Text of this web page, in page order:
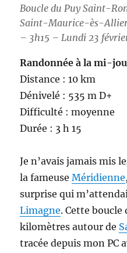
Boucle du Puy Saint-
Saint-Maurice-ès-
– 3h15 – Lundi 23
Randonnée à la mi-
Distance : 10 km
Dénivelé : 535 m D+
Difficulté : moyenne
Durée : 3 h 15
Je n’avais jamais mis
la fameuseMéridienne
surprise qui
Limagne. Cette boucle
kilomètres autour de
tracée depuis mon PC